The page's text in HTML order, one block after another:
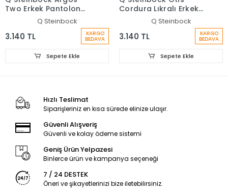
Two Erkek Pantolon
Q Steinbock
3.140 TL KARGO
BEDAVA
Sepete Ekle
Cordura Lıkralı Erkek
Pantolon Siyah
Q Steinbock
3.140 TL KARGO
BEDAVA
Sepete Ekle
Hızlı Teslimat
Siparişleriniz en kısa sürede elinize ulaşır.
Güvenli Alışveriş
Güvenli ve kolay ödeme sistemi
Geniş Ürün Yelpazesi
Binlerce ürün ve kampanya seçeneği
7 / 24 DESTEK
Öneri ve şikayetlerinizi bize iletebilirsiniz.